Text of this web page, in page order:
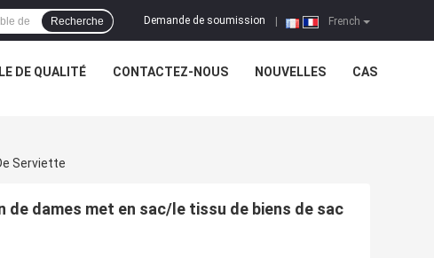
French
Demande de soumission
Recherche
DE QUALITÉ CONTACTEZ-NOUS NOUVELLES CAS
Serviette
dames met en sac/le tissu de biens de sac